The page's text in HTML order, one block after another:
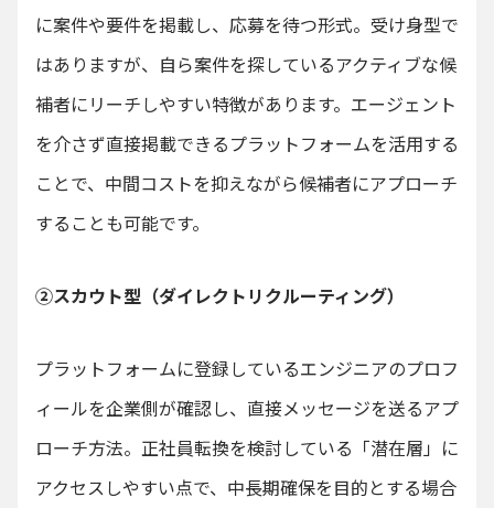
に案件や要件を掲載し、応募を待つ形式。受け身型で
はありますが、自ら案件を探しているアクティブな候
補者にリーチしやすい特徴があります。エージェント
を介さず直接掲載できるプラットフォームを活用する
ことで、中間コストを抑えながら候補者にアプローチ
することも可能です。
②スカウト型（ダイレクトリクルーティング）
プラットフォームに登録しているエンジニアのプロフ
ィールを企業側が確認し、直接メッセージを送るアプ
ローチ方法。正社員転換を検討している「潜在層」に
アクセスしやすい点で、中長期確保を目的とする場合